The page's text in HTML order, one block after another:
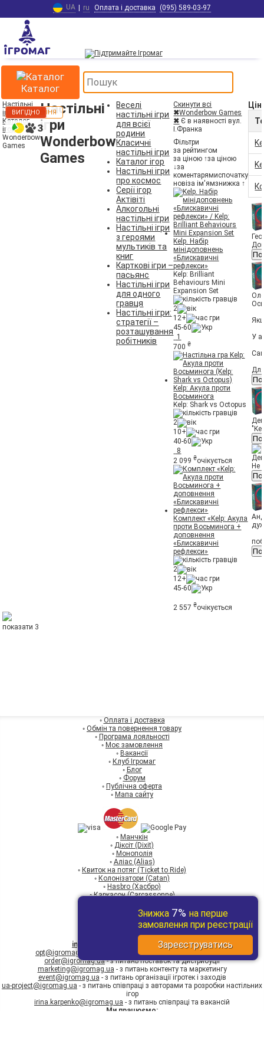
UA | ru Оплата і доставка (095) 589-03-97
Каталог
Настільні
ігри
Каталог
ігор
Wonderbow
Games
Настільні
ігри
Wonderbow
Games
Веселі
настільні ігри
для всієї
родини
Класичні
настільні ігри
Каталог ігор
Настільні ігри
про космос
Серії ігор
Актівіті
Алкогольні
настільні ігри
Настільні ігри
з героями
мультиків та
книг
Карткові ігри –
пасьянс
Настільні ігри
для одного
гравця
Настільні ігри:
стратегії –
розташування
робітників
Скинути всі
✖Wonderbow Games
✖ Є в наявності вул.
І.Франка
Фільтри
за рейтингом
за ціною ↑за ціною
↓за
коментарямиспочатку
новіза ім'ямзнижка ↑
Kelp. Набір
мінідоповнень
«Блискавичні
рефлекси»
Kelp: Brilliant
Behaviours Mini
Expansion Set
2
12+
45-60
ДОПОВНЕННЯ
1
700₴
Kelp: Акула проти
Восьминога
Kelp: Shark vs Octopus
2
10+
40-60
8
2 099₴очікується
Комплект «Kelp: Акула
проти Восьминога +
доповнення
«Блискавичні
рефлекси»
2
12+
45-60
ВИГІДНО
2 557₴очікується
У
Не
показати 3
◦ Оплата і доставка
◦ Обмін та повернення товару
◦ Програма лояльності
◦ Моє замовлення
◦ Вакансії
◦ Клуб Ігромаг
◦ Блог
◦ Форум
◦ Публічна оферта
◦ Мапа сайту
◦ Манчкін
◦ Діксіт (Dixit)
◦ Монополія
◦ Аліас (Alias)
◦ Квиток на потяг (Ticket to Ride)
◦ Колонізатори (Catan)
◦ Hasbro (Хасбро)
◦Каркасон (Carcassonne)
(067) 589-03-97
(093) 589-03-97
info@igromag.ua
- магазин Ігромаг
opt@igromag.ua
- з питань гуртових закупівель і продажів
order@igromag.ua- з питань поставок та дистрибуції
marketing@igromag.ua - з питань контенту та маркетингу
event@igromag.ua - з питань організації ігротек і заходів
ua-project@igromag.ua - з питань співпраці з авторами та розробки настільних
ігор
irina.karpenko@igromag.ua - з питань співпраці та вакансій
Ми працюємо:
Знижка 7% на перше
замовлення при реєстрації
Зареєструватись